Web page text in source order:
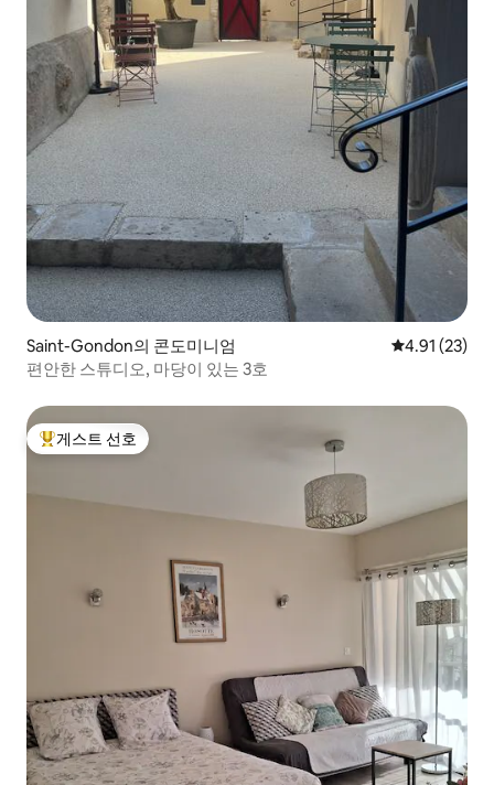
Saint-Gondon의 콘도미니엄 평점 4.91점
4.91 (23)
편안한 스튜디오, 마당이 있는 3호
상위 게스트 선호
게스트 선호